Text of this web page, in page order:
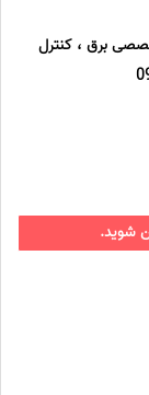
برق ، کنترل
شوید.